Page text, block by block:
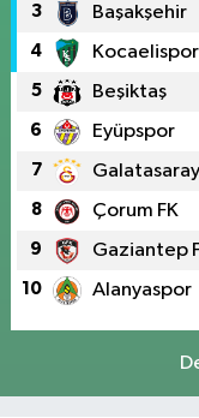
3 Başakşehir
4 Kocaelispor
5 Beşiktaş
6 Eyüpspor
7 Galatasaray
8 Çorum FK
9 Gaziantep
10 Alanyaspor